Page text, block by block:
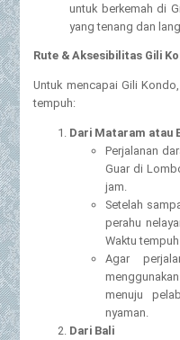
untuk berkemah di
yang tenang dan
Rute & Aksesibilitas Gili
Untuk mencapai Gili
tempuh:
Dari Mataram atau
Perjalanan
Guar di
jam.
Setelah
perahu
Waktu
Agar
menuju
nyaman.
Dari Bali